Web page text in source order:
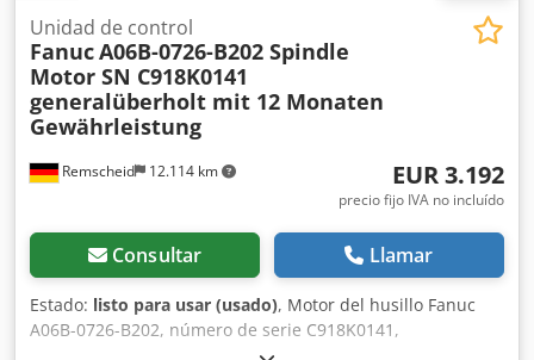
Remscheid 12.114 km
Unidad de control
FanucA06B-0726-B202 Spindle
Motor SN C918K0141
generalüberholt mit 12 Monaten
Gewährleistung
EUR 3.192
precio fijo IVA no incluído
Consultar Llamar
Estado: listo para usar (usado), Motor del husillo Fanuc
A06B-0726-B202, número de serie C918K0141,
reacondicionado y probado por completo por personal